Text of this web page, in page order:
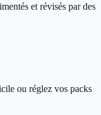
et révisés par des
ou réglez vos packs